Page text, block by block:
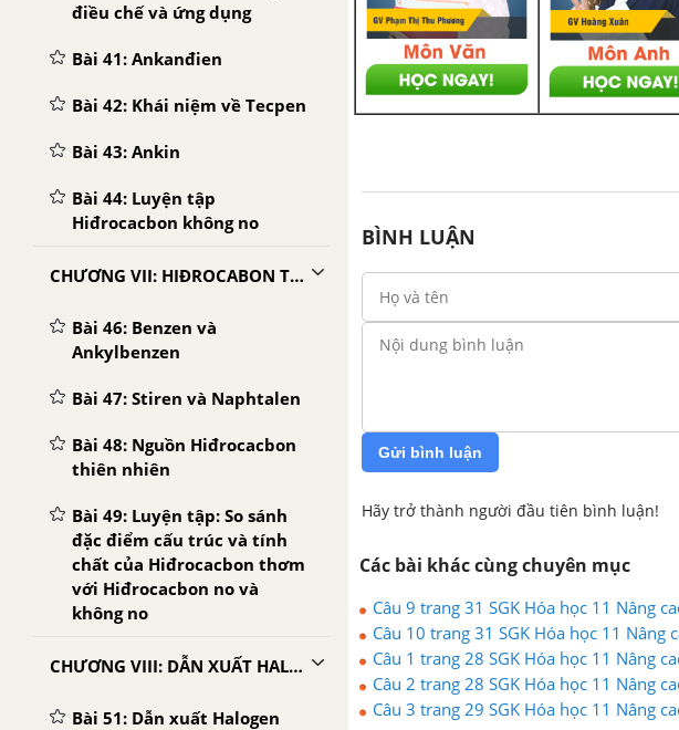
điều chế và ứng dụng
Bài 41: Ankanđien
Bài 42: Khái niệm về Tecpen
Bài 43: Ankin
Bài 44: Luyện tập
Hiđrocacbon không no
CHƯƠNG VII: HIĐROCABON THƠM. NGUỒN HIĐROCABON THIÊN NHIÊN
Bài 46: Benzen và
Ankylbenzen
Bài 47: Stiren và Naphtalen
Bài 48: Nguồn Hiđrocacbon
thiên nhiên
Bài 49: Luyện tập: So sánh
đặc điểm cấu trúc và tính
chất của Hiđrocacbon thơm
với Hiđrocacbon no và
không no
CHƯƠNG VIII: DẪN XUẤT HALOGEN. ANCOL - PHENOL
Bài 51: Dẫn xuất Halogen
BÌNH LUẬN
Gửi bình luận
Hãy trở thành người đầu tiên bình luận!
Các bài khác cùng chuyên mục
Câu 9 trang 31 SGK Hóa học 11 Nâng
Câu 10 trang 31 SGK Hóa học 11 Nâng
Câu 1 trang 28 SGK Hóa học 11 Nâng
Câu 2 trang 28 SGK Hóa học 11 Nâng
Câu 3 trang 29 SGK Hóa học 11 Nâng